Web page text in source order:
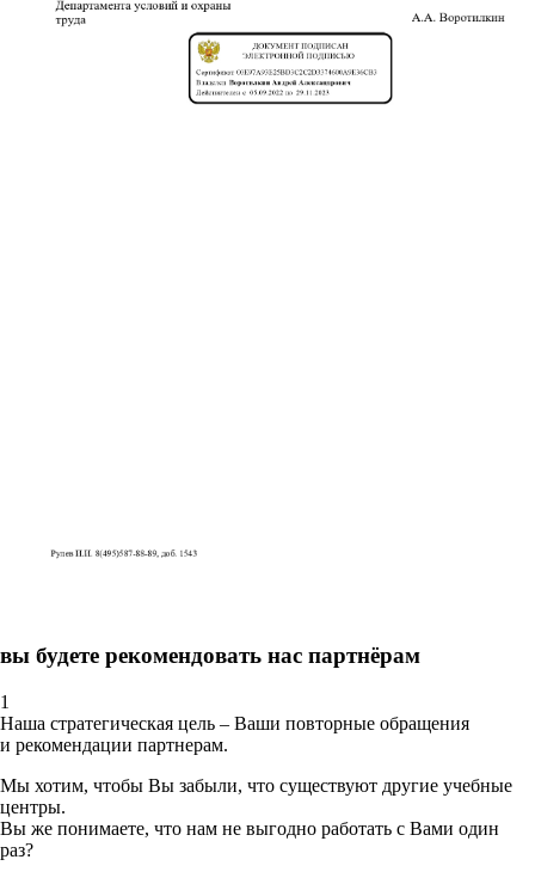
вы будете рекомендовать нас партнёрам
1
Наша стратегическая цель – Ваши повторные обращения
и рекомендации партнерам.
Мы хотим, чтобы Вы забыли, что существуют другие учебные
центры.
Вы же понимаете, что нам не выгодно работать с Вами один
раз?